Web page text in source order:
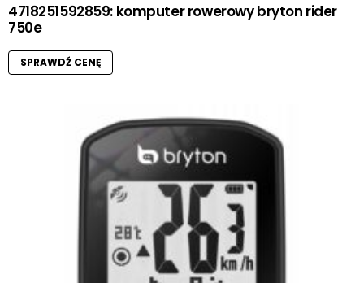
4718251592859: komputer rowerowy bryton rider
750e
SPRAWDŹ CENĘ